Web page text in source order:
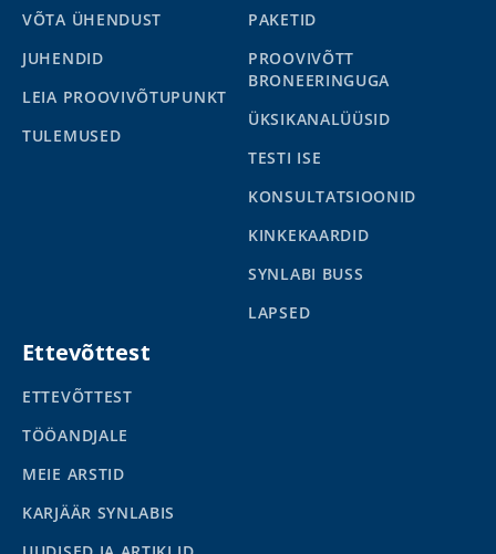
VÕTA ÜHENDUST
JUHENDID
LEIA PROOVIVÕTUPUNKT
TULEMUSED
PAKETID
PROOVIVÕTT
BRONEERINGUGA
ÜKSIKANALÜÜSID
TESTI ISE
KONSULTATSIOONID
KINKEKAARDID
SYNLABI BUSS
LAPSED
Ettevõttest
ETTEVÕTTEST
TÖÖANDJALE
MEIE ARSTID
KARJÄÄR SYNLABIS